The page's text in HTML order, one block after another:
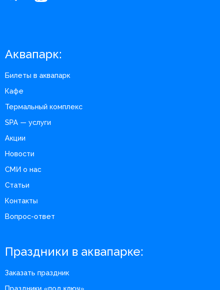
Аквапарк:
Билеты в аквапарк
Кафе
Термальный комплекс
SPA — услуги
Акции
Новости
СМИ о нас
Статьи
Контакты
Вопрос-ответ
Праздники в аквапарке:
Заказать праздник
Праздники «под ключ»